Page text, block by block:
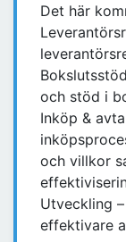
Det här
och stöd i
Inköp &
och villkor
Utveckling
effektivare